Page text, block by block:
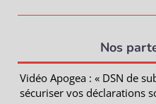
Nos
Vidéo Apogea : « DSN de
sécuriser vos déclarations